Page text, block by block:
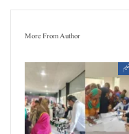
More From Author